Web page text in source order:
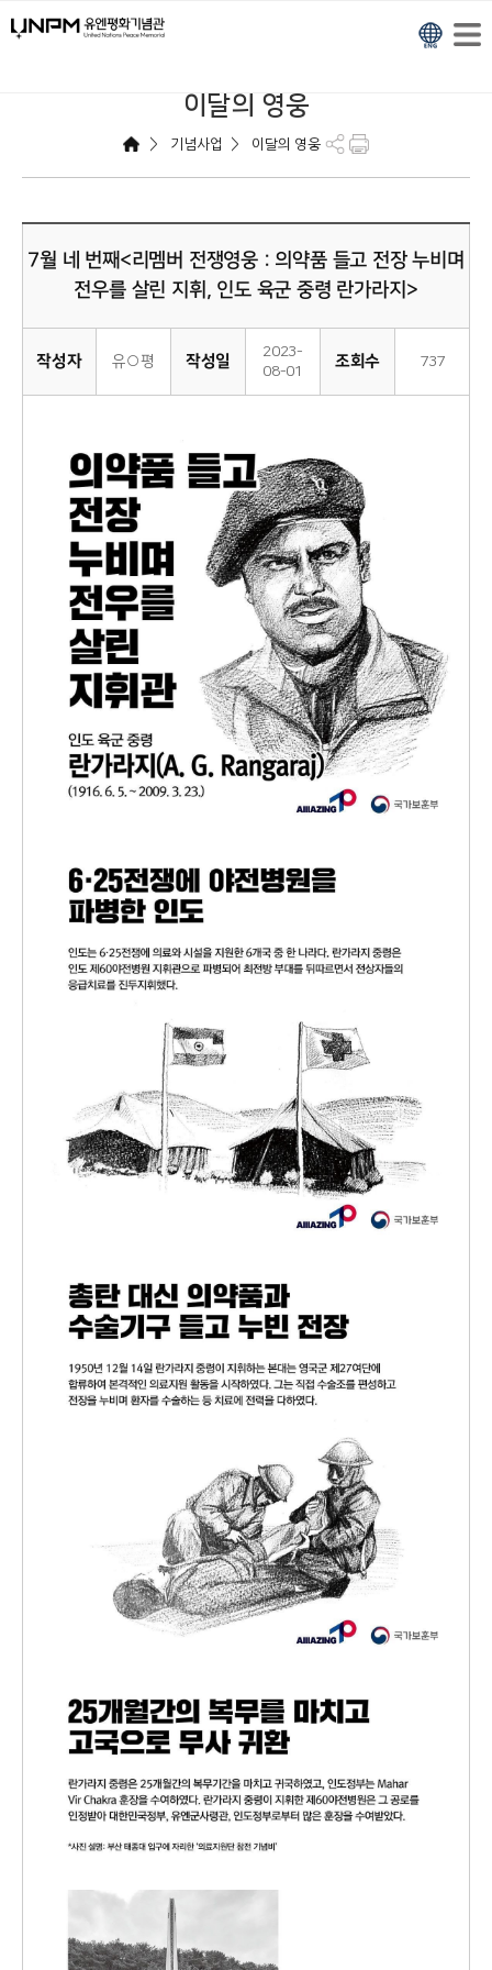
이달의 영웅
> 기념사업 > 이달의 영웅
7월 네 번째<리멤버 전쟁영웅 : 의약품 들고 전장 누비며
전우를 살린 지휘, 인도 육군 중령 란가라지>
작성자 유○평 작성일
2023-
08-01
조회수 737